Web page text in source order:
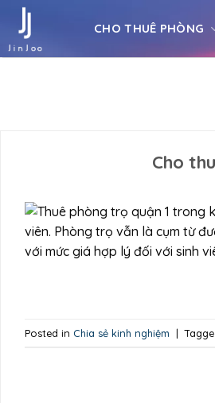
Skip
content
CHO THUÊ PHÒNG
Cho
viên. Phòng trọ vẫn là cụm từ
với mức giá hợp lý đối với sinh
Posted in Chia sẻ kinh nghiệm |